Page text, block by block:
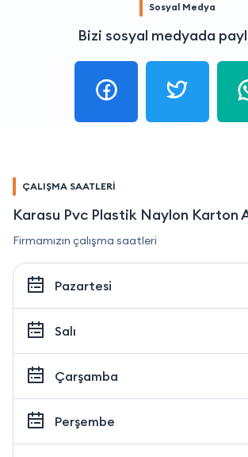
Sosyal Medya
Bizi sosyal medyada
ÇALIŞMA SAATLERİ
Karasu Pvc Plastik Naylon Karton
Firmamızın çalışma saatleri
Pazartesi
Salı
Çarşamba
Perşembe